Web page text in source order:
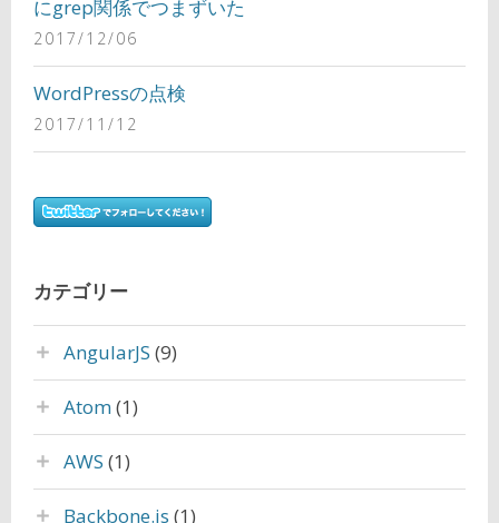
にgrep関係でつまずいた
2017/12/06
WordPressの点検
2017/11/12
カテゴリー
AngularJS (9)
Atom(1)
AWS (1)
Backbone.js (1)